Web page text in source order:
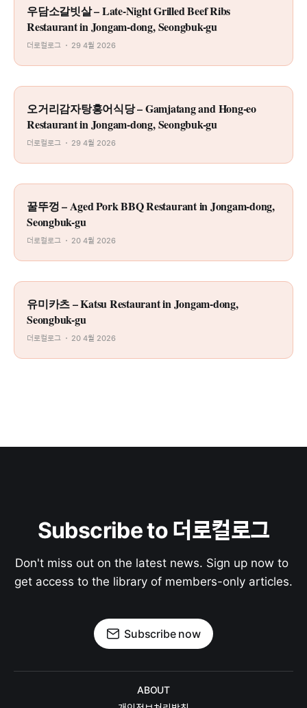
우담소갈빗살 – Late-Night Grilled Beef Ribs
Restaurant in Jongam-dong, Seongbuk-gu
더로컬로그 29 4월 2026
오거리감자탕홍어식당 – Gamjatang and Hong-eo
Restaurant in Jongam-dong, Seongbuk-gu
더로컬로그 29 4월 2026
꿀뚜껑 – Aged Pork BBQ Restaurant in Jongam-dong,
Seongbuk-gu
더로컬로그 20 4월 2026
유미카츠 – Katsu Restaurant in Jongam-dong,
Seongbuk-gu
더로컬로그 20 4월 2026
Subscribe to 더로컬로그
Don't miss out on the latest news. Sign up now to
get access to the library of members-only articles.
Subscribe now
ABOUT